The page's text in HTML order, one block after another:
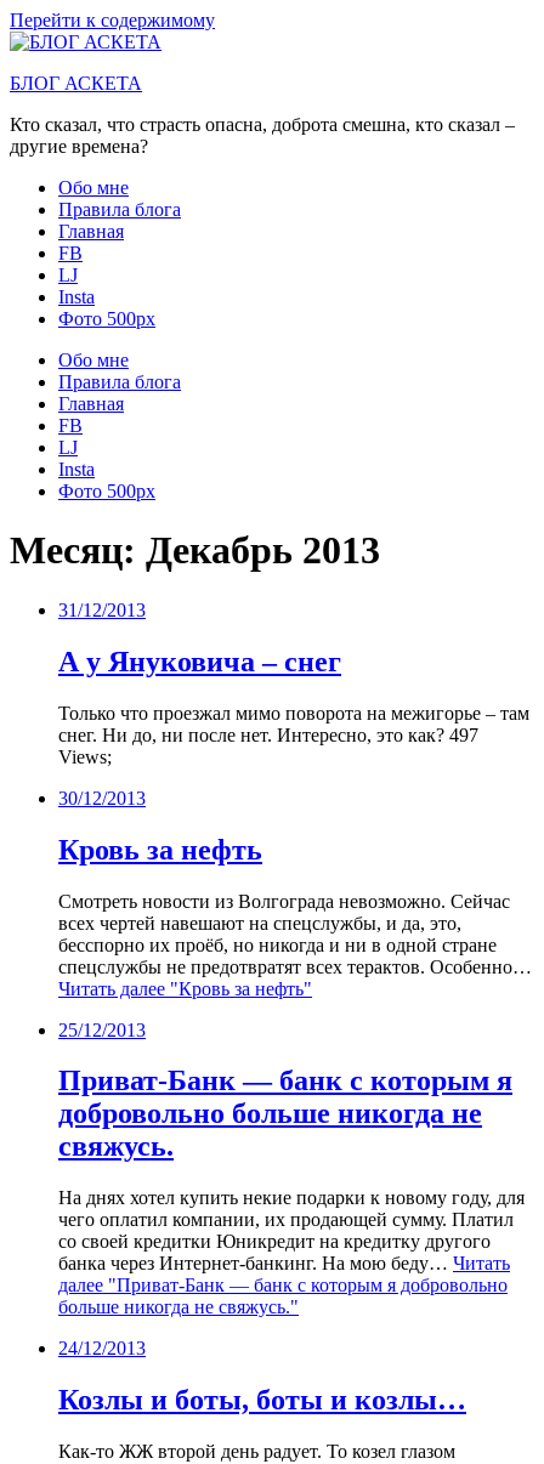
Перейти к содержимому
БЛОГ АСКЕТА
Кто сказал, что страсть опасна, доброта смешна, кто сказал –
другие времена?
Обо мне
Правила блога
Главная
FB
LJ
Insta
Фото 500px
Обо мне
Правила блога
Главная
FB
LJ
Insta
Фото 500px
Месяц: Декабрь 2013
31/12/2013
А у Януковича – снег
Только что проезжал мимо поворота на межигорье – там
снег. Ни до, ни после нет. Интересно, это как? 497
Views;
30/12/2013
Кровь за нефть
Смотреть новости из Волгограда невозможно. Сейчас
всех чертей навешают на спецслужбы, и да, это,
бесспорно их проёб, но никогда и ни в одной стране
спецслужбы не предотвратят всех терактов. Особенно…
Читать далее "Кровь за нефть"
25/12/2013
Приват-Банк — банк с которым я
добровольно больше никогда не
свяжусь.
На днях хотел купить некие подарки к новому году, для
чего оплатил компании, их продающей сумму. Платил
со своей кредитки Юникредит на кредитку другого
банка через Интернет-банкинг. На мою беду… Читать
далее "Приват-Банк — банк с которым я добровольно
больше никогда не свяжусь."
24/12/2013
Козлы и боты, боты и козлы…
Как-то ЖЖ второй день радует. То козел глазом